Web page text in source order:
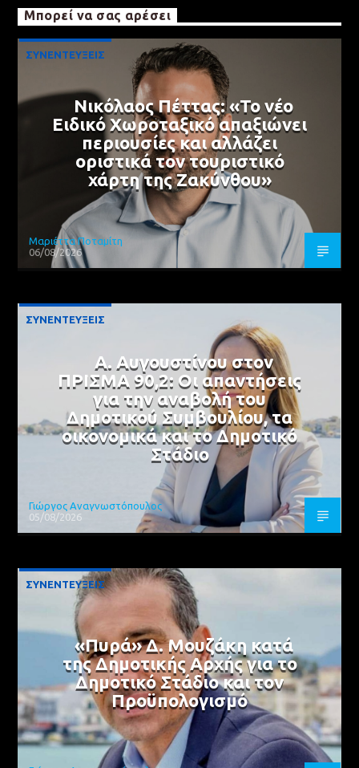
Μπορεί να σας αρέσει
ΣΥΝΕΝΤΕΥΞΕΙΣ
Νικόλαος Πέττας: «Το νέο
Ειδικό Χωροταξικό απαξιώνει
περιουσίες και αλλάζει
οριστικά τον τουριστικό
χάρτη της Ζακύνθου»
Μαριέττα Ποταμίτη
06/08/2026
ΣΥΝΕΝΤΕΥΞΕΙΣ
Α. Αυγουστίνου στον
ΠΡΙΣΜΑ 90,2: Οι απαντήσεις
για την αναβολή του
Δημοτικού Συμβουλίου, τα
οικονομικά και το Δημοτικό
Στάδιο
Γιώργος Αναγνωστόπουλος
05/08/2026
ΣΥΝΕΝΤΕΥΞΕΙΣ
«Πυρά» Δ. Μουζάκη κατά
της Δημοτικής Αρχής για το
Δημοτικό Στάδιο και τον
Προϋπολογισμό